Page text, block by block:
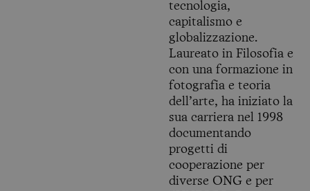
tecnologia,
capitalismo e
globalizzazione.
Laureato in Filosofia e
con una formazione in
fotografia e teoria
dell’arte, ha iniziato la
sua carriera nel 1998
documentando
progetti di
cooperazione per
diverse ONG e per